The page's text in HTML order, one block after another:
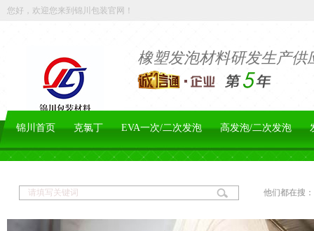
您好，欢迎您来到锦川包装官网！
橡塑发泡材料研发生产供
锦川首页 克氯丁 EVA一次/二次发泡 高发泡/二次发泡
他们都在搜